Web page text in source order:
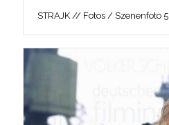
STRAJK // Fotos / Szenenfoto 5